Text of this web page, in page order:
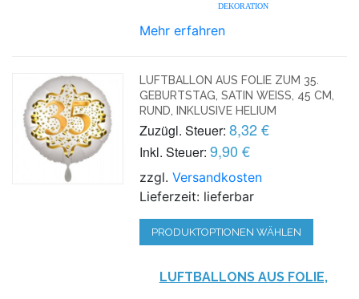
DEKORATION
Mehr erfahren
LUFTBALLON AUS FOLIE ZUM 35.
GEBURTSTAG, SATIN WEISS, 45 CM, R
UND, INKLUSIVE HELIUM
Zuzügl. Steuer: 8,32 €
Inkl. Steuer: 9,90 €
zzgl.Versandkosten
Lieferzeit: lieferbar
PRODUKTOPTIONEN WÄHLEN
LUFTBALLONS AUS FOLIE,